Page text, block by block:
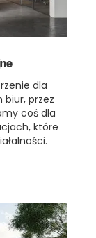
dla
biur, przez
coś dla
które